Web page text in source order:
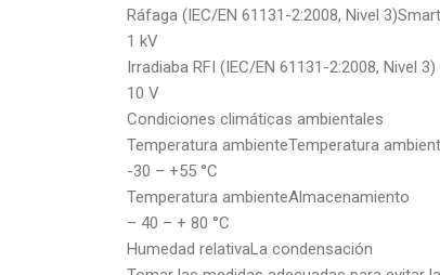
Ráfaga (IEC/EN 61131-2:2008, Nivel
1 kV
Irradiaba RFI (IEC/EN 61131-2:2008, Nivel 3)
10 V
Condiciones climáticas ambientales
Temperatura ambienteTemperatura
-30 – +55 °C
Temperatura ambienteAlmacenamiento
– 40 – + 80 °C
Humedad relativaLa condensación